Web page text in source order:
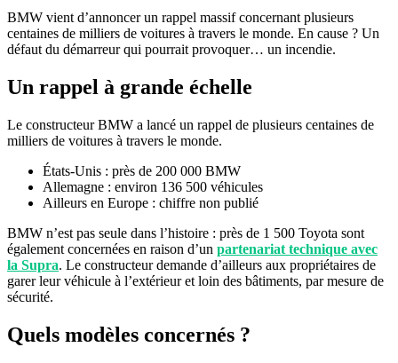
BMW vient d’annoncer un rappel massif concernant plusieurs
centaines de milliers de voitures à travers le monde. En cause ? Un
défaut du démarreur qui pourrait provoquer… un incendie.
Un rappel à grande échelle
Le constructeur BMW a lancé un rappel de plusieurs centaines de
milliers de voitures à travers le monde.
États-Unis : près de 200 000 BMW
Allemagne : environ 136 500 véhicules
Ailleurs en Europe : chiffre non publié
BMW n’est pas seule dans l’histoire : près de 1 500 Toyota sont
également concernées en raison d’un partenariat technique avec
la Supra. Le constructeur demande d’ailleurs aux propriétaires de
garer leur véhicule à l’extérieur et loin des bâtiments, par mesure de
sécurité.
Quels modèles concernés ?